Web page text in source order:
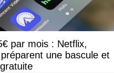
par mois : Netflix,
une bascule et